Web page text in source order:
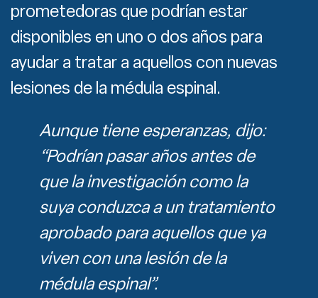
prometedoras que podrían estar
disponibles en uno o dos años para
ayudar a tratar a aquellos con nuevas
lesiones de la médula espinal.
Aunque tiene esperanzas, dijo:
“Podrían pasar años antes de
que la investigación como la
suya conduzca a un tratamiento
aprobado para aquellos que ya
viven con una lesión de la
médula espinal”.